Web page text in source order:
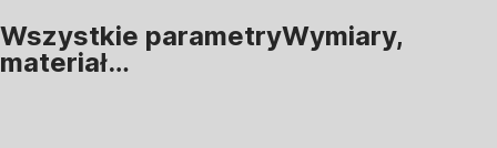
Wszystkie parametryWymiary,
materiał…